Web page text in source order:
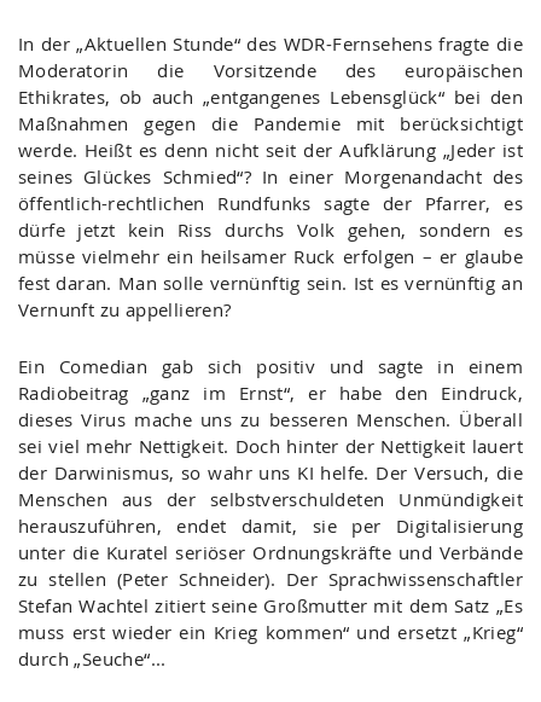
In der „Aktuellen Stunde“ des WDR-Fernsehens fragte die
Moderatorin die Vorsitzende des europäischen
Ethikrates, ob auch „entgangenes Lebensglück“ bei den
Maßnahmen gegen die Pandemie mit berücksichtigt
werde. Heißt es denn nicht seit der Aufklärung „Jeder ist
seines Glückes Schmied“? In einer Morgenandacht des
öffentlich-rechtlichen Rundfunks sagte der Pfarrer, es
dürfe jetzt kein Riss durchs Volk gehen, sondern es
müsse vielmehr ein heilsamer Ruck erfolgen – er glaube
fest daran. Man solle vernünftig sein. Ist es vernünftig an
Vernunft zu appellieren?
Ein Comedian gab sich positiv und sagte in einem
Radiobeitrag „ganz im Ernst“, er habe den Eindruck,
dieses Virus mache uns zu besseren Menschen. Überall
sei viel mehr Nettigkeit. Doch hinter der Nettigkeit lauert
der Darwinismus, so wahr uns KI helfe. Der Versuch, die
Menschen aus der selbstverschuldeten Unmündigkeit
herauszuführen, endet damit, sie per Digitalisierung
unter die Kuratel seriöser Ordnungskräfte und Verbände
zu stellen (Peter Schneider). Der Sprachwissenschaftler
Stefan Wachtel zitiert seine Großmutter mit dem Satz „Es
muss erst wieder ein Krieg kommen“ und ersetzt „Krieg“
durch „Seuche“...